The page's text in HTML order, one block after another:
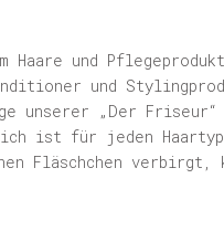
Haare und
und
unserer „Der
ist für jeden Haartyp
Fläschchen